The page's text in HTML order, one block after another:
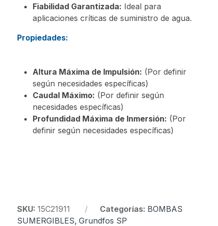
Fiabilidad Garantizada: Ideal para
aplicaciones críticas de suministro de agua.
Propiedades:
Altura Máxima de Impulsión: (Por definir
según necesidades específicas)
Caudal Máximo: (Por definir según
necesidades específicas)
Profundidad Máxima de Inmersión: (Por
definir según necesidades específicas)
SKU: 15C21911 Categorías: BOMBAS
SUMERGIBLES, Grundfos SP